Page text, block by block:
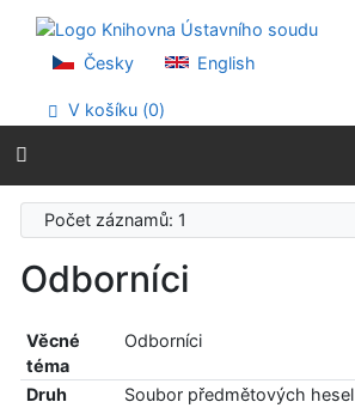
Přejít na menu
Prohlášení o webové přístupnosti
Česky English
V košíku (0)
Počet záznamů: 1
Odborníci
Věcné
téma
Odborníci
Druh
Soubor předmětových hesel